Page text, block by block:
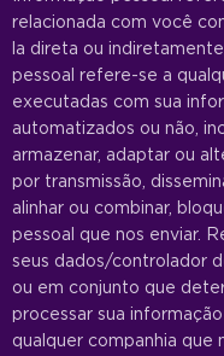
relacionada com você
la direta ou
pessoal refere-se a
executadas com sua
automatizados ou não,
armazenar, adaptar ou
por transmissão,
alinhar ou combinar,
pessoal que nos enviar.
seus dados/controlador
ou em conjunto que
processar sua
qualquer companhia